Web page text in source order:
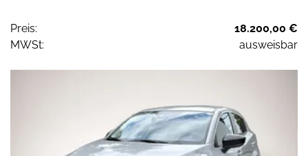
Preis:
18.200,00 €
MWSt:
ausweisbar